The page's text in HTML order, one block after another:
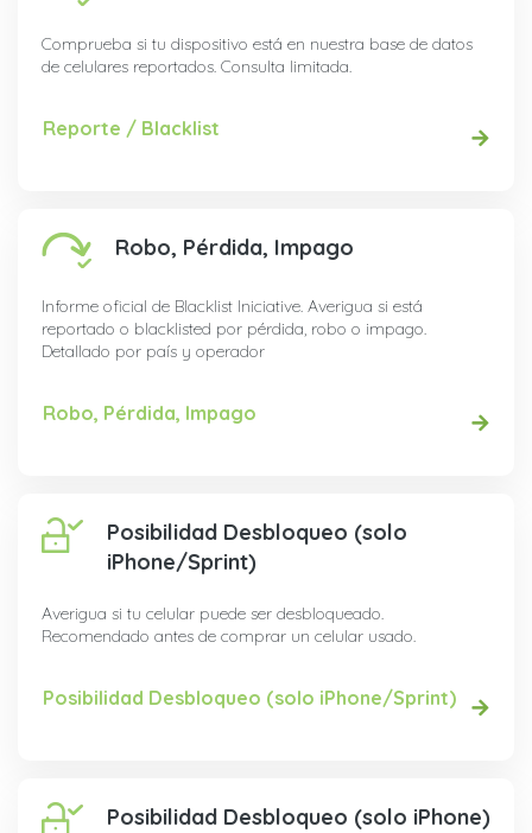
Comprueba si tu dispositivo está en nuestra base de datos
de celulares reportados. Consulta limitada.
Reporte / Blacklist
Robo, Pérdida, Impago
Informe oficial de Blacklist Iniciative. Averigua si está
reportado o blacklisted por pérdida, robo o impago.
Detallado por país y operador
Robo, Pérdida, Impago
Posibilidad Desbloqueo (solo
iPhone/Sprint)
Averigua si tu celular puede ser desbloqueado.
Recomendado antes de comprar un celular usado.
Posibilidad Desbloqueo (solo iPhone/Sprint)
Posibilidad Desbloqueo (solo iPhone)